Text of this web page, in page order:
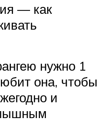
— как
нужно 1
она, чтобы
и